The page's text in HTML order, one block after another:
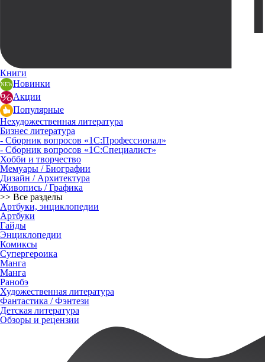
Книги
Новинки
Акции
Популярные
Нехудожественная литература
Бизнес литература
- Сборник вопросов «1С:Профессионал»
- Сборник вопросов «1С:Специалист»
Хобби и творчество
Мемуары / Биографии
Дизайн / Архитектура
Живопись / Графика
>> Все разделы
Артбуки, энциклопедии
Артбуки
Гайды
Энциклопедии
Комиксы
Супергероика
Манга
Манга
Ранобэ
Художественная литература
Фантастика / Фэнтези
Детская литература
Обзоры и рецензии